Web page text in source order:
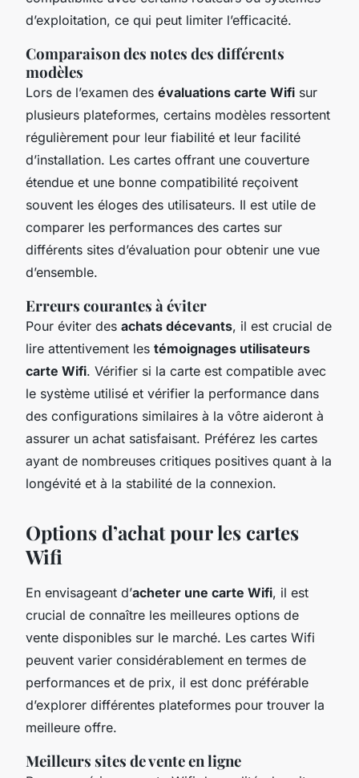
d’exploitation, ce qui peut limiter l’efficacité.
Comparaison des notes des différents
modèles
Lors de l’examen des évaluations carte Wifi sur
plusieurs plateformes, certains modèles ressortent
régulièrement pour leur fiabilité et leur facilité
d’installation. Les cartes offrant une couverture
étendue et une bonne compatibilité reçoivent
souvent les éloges des utilisateurs. Il est utile de
comparer les performances des cartes sur
différents sites d’évaluation pour obtenir une vue
d’ensemble.
Erreurs courantes à éviter
Pour éviter des achats décevants, il est crucial de
lire attentivement les témoignages utilisateurs
carte Wifi. Vérifier si la carte est compatible avec
le système utilisé et vérifier la performance dans
des configurations similaires à la vôtre aideront à
assurer un achat satisfaisant. Préférez les cartes
ayant de nombreuses critiques positives quant à la
longévité et à la stabilité de la connexion.
Options d’achat pour les cartes
Wifi
En envisageant d’acheter une carte Wifi, il est
crucial de connaître les meilleures options de
vente disponibles sur le marché. Les cartes Wifi
peuvent varier considérablement en termes de
performances et de prix, il est donc préférable
d’explorer différentes plateformes pour trouver la
meilleure offre.
Meilleurs sites de vente en ligne